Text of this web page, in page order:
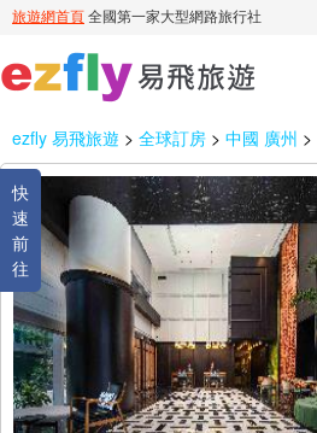
ezfly 易飛旅遊 > 全球訂房 > 中國 廣州 >
快
速
前
往